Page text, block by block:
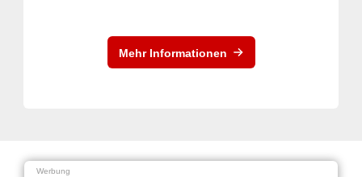
Mehr Informationen
Werbung